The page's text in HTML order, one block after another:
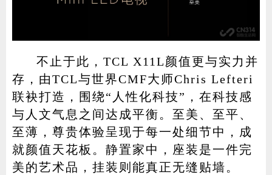
不止于此，TCL X11L颜值更与实力并
存，由TCL与世界CMF大师Chris Lefteri
联袂打造，围绕“人性化科技”，在科技感
与人文气息之间达成平衡。至美、至平、
至薄，尊贵体验呈现于每一处细节中，成
就颜值天花板。静置家中，座装是一件完
美的艺术品，挂装则能真正无缝贴墙。